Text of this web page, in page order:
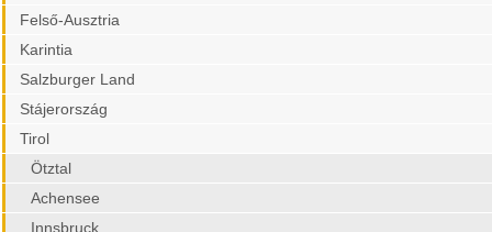
Felső-Ausztria
Karintia
Salzburger Land
Stájerország
Tirol
Ötztal
Achensee
Innsbruck